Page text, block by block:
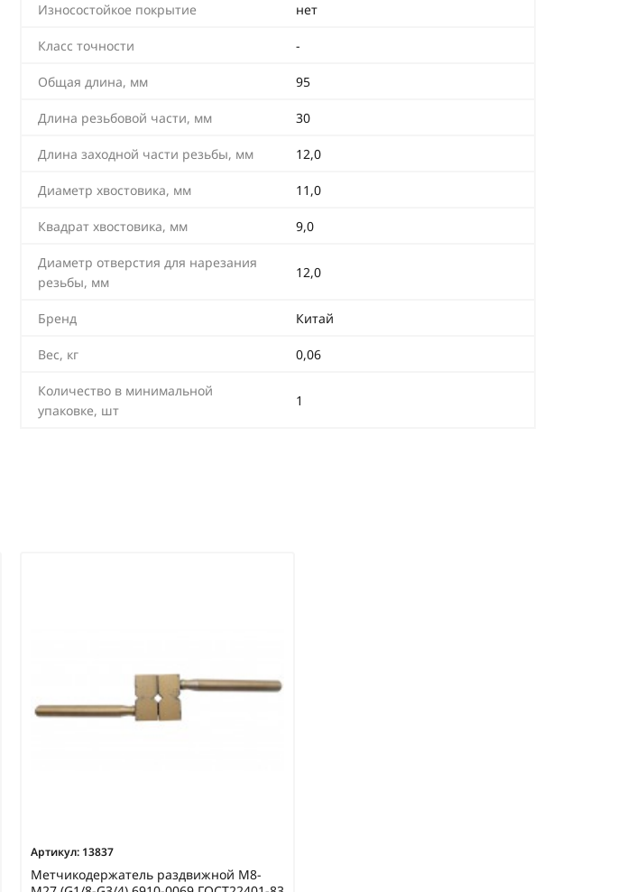
Износостойкое покрытие нет
Класс точности -
Общая длина, мм 95
Длина резьбовой части, мм 30
Длина заходной части резьбы, мм 12,0
Диаметр хвостовика, мм 11,0
Квадрат хвостовика, мм 9,0
Диаметр отверстия для нарезания
резьбы, мм
12,0
Бренд Китай
Вес, кг 0,06
Количество в минимальной
упаковке, шт
1
Артикул: 13837
Метчикодержатель раздвижной М8-